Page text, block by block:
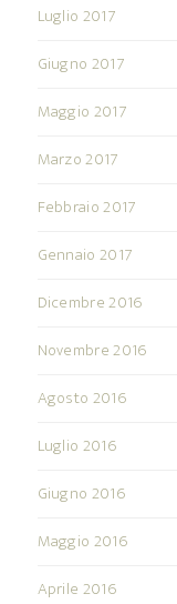
Luglio 2017
Giugno 2017
Maggio 2017
Marzo 2017
Febbraio 2017
Gennaio 2017
Dicembre 2016
Novembre 2016
Agosto 2016
Luglio 2016
Giugno 2016
Maggio 2016
Aprile 2016